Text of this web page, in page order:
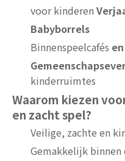
voor kinderen
Babyborrels
Binnenspeelcafés en
kinderruimtes
Waarom kiezen
en zacht spel?
Veilige, zachte en
Gemakkelijk